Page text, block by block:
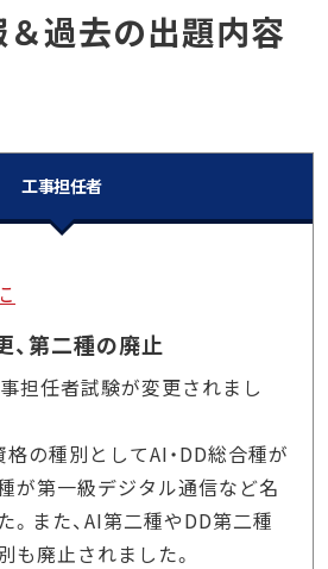
過去の出題内容
工事担任者
、第二種の廃止
担任者試験が変更されまし
の種別としてAI・DD総合種が
が第一級デジタル通信など名
。また、AI第二種やDD第二種
も廃止されました。